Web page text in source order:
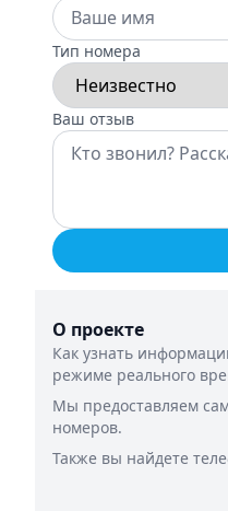
Тип номера
Ваш отзыв
О проекте
Как узнать
режиме реального
Мы предоставляем
номеров.
Также вы найдете